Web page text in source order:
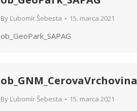
By Ľubomír Šebesta 15. marca 2021
ob_GeoPark_SAPAG
ob_GNM_CerovaVrchovina
By Ľubomír Šebesta 15. marca 2021